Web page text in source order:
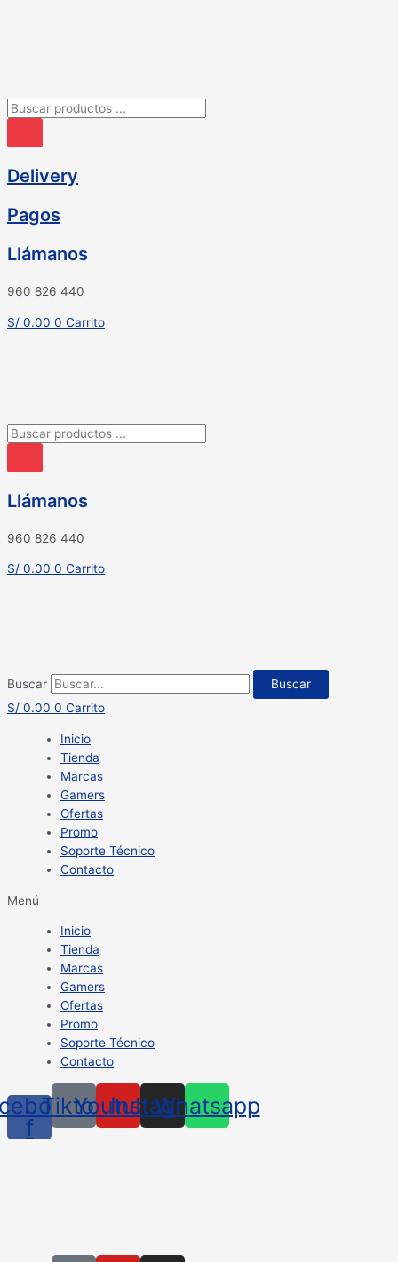
Búsqueda
productos
Delivery
Pagos
Llámanos
960 826 440
S/ 0.00 0 Carrito
Búsqueda
productos
Llámanos
960 826 440
S/ 0.00 0 Carrito
Buscar
Buscar
S/ 0.00 0 Carrito
Inicio
Tienda
Marcas
Gamers
Ofertas
Promo
Soporte Técnico
Contacto
Menú
Inicio
Tienda
Marcas
Gamers
Ofertas
Promo
Soporte Técnico
Contacto
f
TiktokYoutube
Instagram
Whatsapp